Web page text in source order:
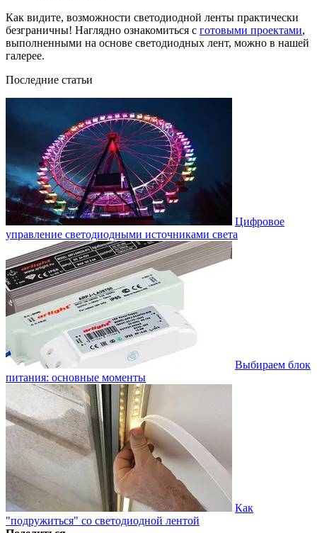
Как видите, возможности светодиодной ленты практически
безграничны! Наглядно ознакомиться с готовыми проектами,
выполненными на основе светодиодных лент, можно в нашей
галерее.
Последние статьи
Цифровое
управление светодиодными источниками света
Выбираем блок
питания: основные моменты
Как
"подружиться" со светодиодной лентой